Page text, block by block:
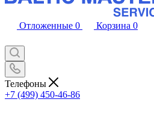
Отложенные 0 Корзина 0
Телефоны
+7 (499) 450-46-86